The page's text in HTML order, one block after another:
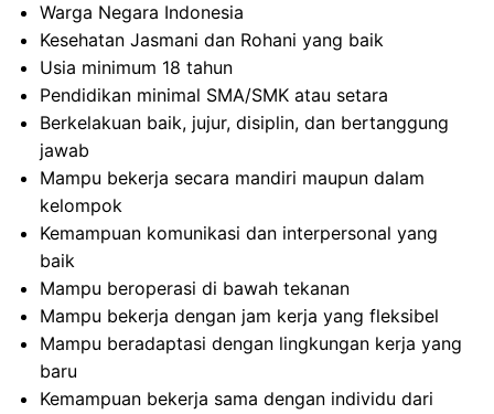
Warga Negara Indonesia
Kesehatan Jasmani dan Rohani yang baik
Usia minimum 18 tahun
Pendidikan minimal SMA/SMK atau setara
Berkelakuan baik, jujur, disiplin, dan bertanggung
jawab
Mampu bekerja secara mandiri maupun dalam
kelompok
Kemampuan komunikasi dan interpersonal yang
baik
Mampu beroperasi di bawah tekanan
Mampu bekerja dengan jam kerja yang fleksibel
Mampu beradaptasi dengan lingkungan kerja yang
baru
Kemampuan bekerja sama dengan individu dari